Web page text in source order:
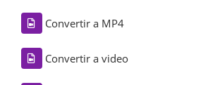
Convertir a MP4
Convertir a video